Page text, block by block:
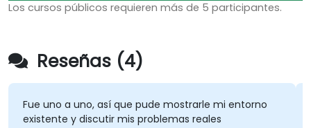
Los cursos públicos requieren más de 5 participantes.
Reseñas (4)
Fue uno a uno, así que pude mostrarle mi entorno
existente y discutir mis problemas reales